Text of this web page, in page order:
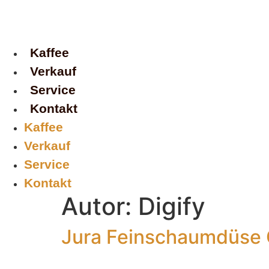
Kaffee
Verkauf
Service
Kontakt
Kaffee
Verkauf
Service
Kontakt
Autor: Digify
Jura Feinschaumdüse